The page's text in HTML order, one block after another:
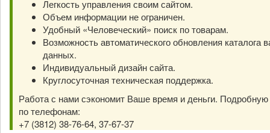
Легкость управления своим сайтом.
Объем информации не ограничен.
Удобный «Человеческий» поиск по товарам.
Возможность автоматического обновления каталога
данных.
Индивидуальный дизайн сайта.
Круглосуточная техническая поддержка.
Работа с нами сэкономит Ваше время и деньги.
по телефонам:
+7 (3812) 38-76-64, 37-67-37